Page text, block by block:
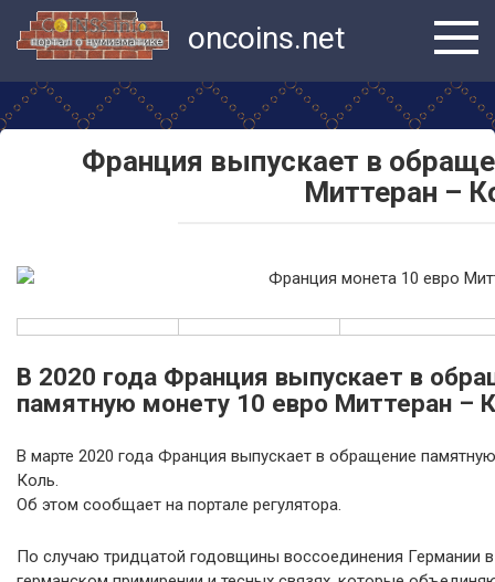
Перейти
контенту
oncoins.net
Франция выпускает в
Миттеран –
В 2020 года Франция выпускает в
памятную монету 10 евро Миттеран –
В марте 2020 года Франция выпускает в обращение
Коль.
Об этом сообщает на портале регулятора.
По случаю тридцатой годовщины воссоединения Германии